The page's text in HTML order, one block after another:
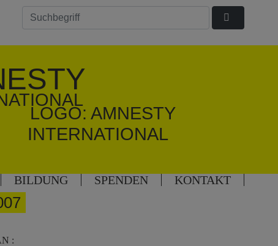
BILDUNG SPENDEN KONTAKT
: